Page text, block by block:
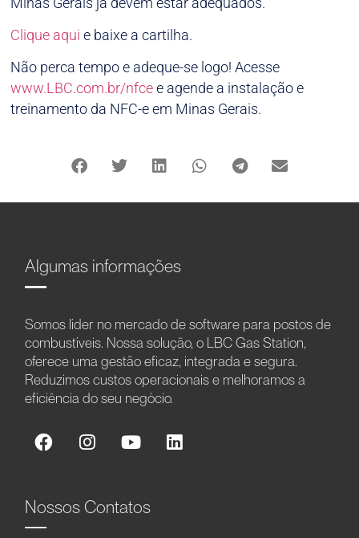
Clique aqui e baixe a cartilha.
Não perca tempo e adeque-se logo! Acesse
www.LBC.com.br/nfcee agende a instalação e
treinamento da NFC-e em Minas Gerais.
Algumas informações
Somos líder no mercado de software para postos de
combustíveis. Nossa solução, o LBC Gas Station,
oferece uma gestão eficaz, integrada e segura.
Reduzimos custos operacionais e melhoramos a
eficiência do seu negócio.
Nossos Contatos